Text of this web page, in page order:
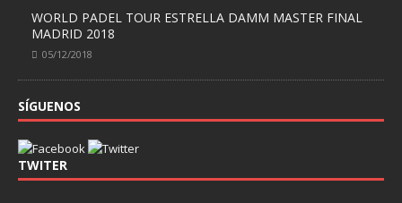
WORLD PADEL TOUR ESTRELLA DAMM MASTER FINAL
MADRID 2018
05/12/2018
SÍGUENOS
TWITER